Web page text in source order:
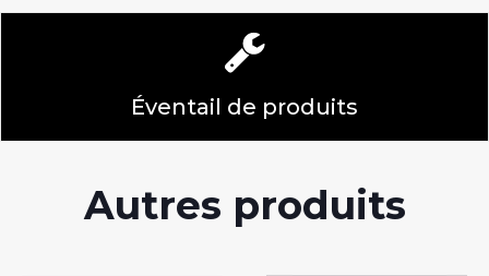
Éventail de produits
Autres produits